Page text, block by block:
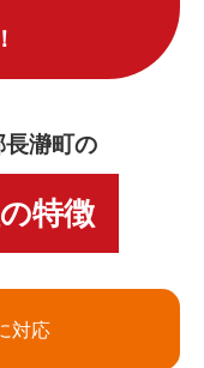
長瀞町の
特徴
対応